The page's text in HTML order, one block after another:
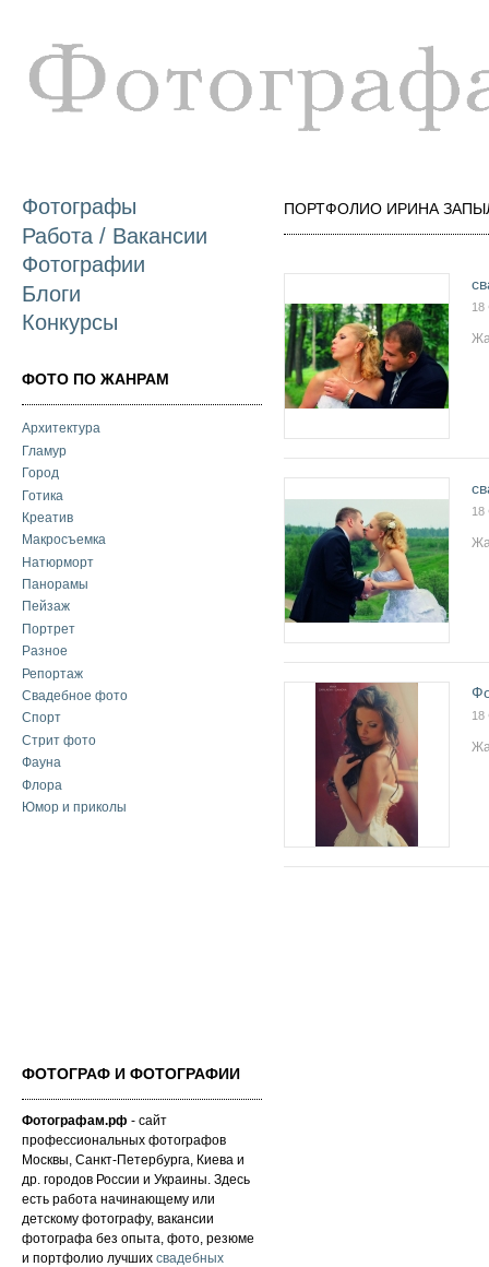
Фотографы
Работа / Вакансии
Фотографии
Блоги
Конкурсы
ФОТО ПО ЖАНРАМ
Архитектура
Гламур
Город
Готика
Креатив
Макросъемка
Натюрморт
Панорамы
Пейзаж
Портрет
Разное
Репортаж
Свадебное фото
Спорт
Стрит фото
Фауна
Флора
Юмор и приколы
ФОТОГРАФ И ФОТОГРАФИИ
Фотографам.рф - сайт
профессиональных фотографов
Москвы, Санкт-Петербурга, Киева и
др. городов России и Украины. Здесь
есть работа начинающему или
детскому фотографу, вакансии
фотографа без опыта, фото, резюме
и портфолио лучших свадебных
ПОРТФОЛИО ИРИНА